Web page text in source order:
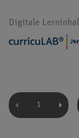
Digitale